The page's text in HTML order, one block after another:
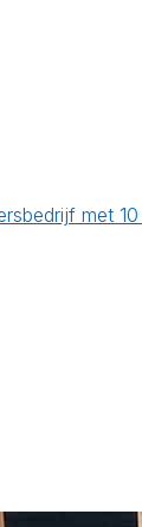
met